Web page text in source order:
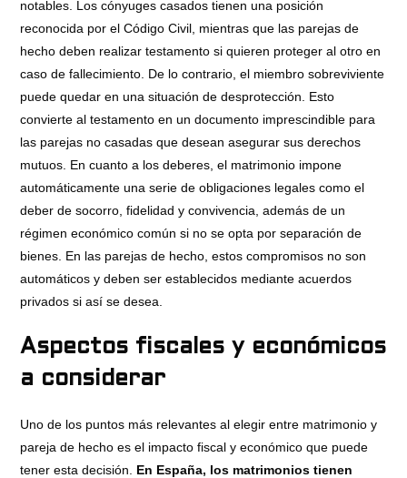
notables. Los cónyuges casados tienen una posición
reconocida por el Código Civil, mientras que las parejas de
hecho deben realizar testamento si quieren proteger al otro en
caso de fallecimiento. De lo contrario, el miembro sobreviviente
puede quedar en una situación de desprotección. Esto
convierte al testamento en un documento imprescindible para
las parejas no casadas que desean asegurar sus derechos
mutuos. En cuanto a los deberes, el matrimonio impone
automáticamente una serie de obligaciones legales como el
deber de socorro, fidelidad y convivencia, además de un
régimen económico común si no se opta por separación de
bienes. En las parejas de hecho, estos compromisos no son
automáticos y deben ser establecidos mediante acuerdos
privados si así se desea.
Aspectos fiscales y económicos
a considerar
Uno de los puntos más relevantes al elegir entre matrimonio y
pareja de hecho es el impacto fiscal y económico que puede
tener esta decisión. En España, los matrimonios tienen